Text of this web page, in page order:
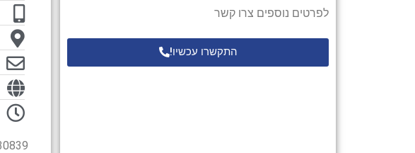
לפרטים נוספים צרו קשר
התקשרו עכשיו!
04-8730839 הגדוד